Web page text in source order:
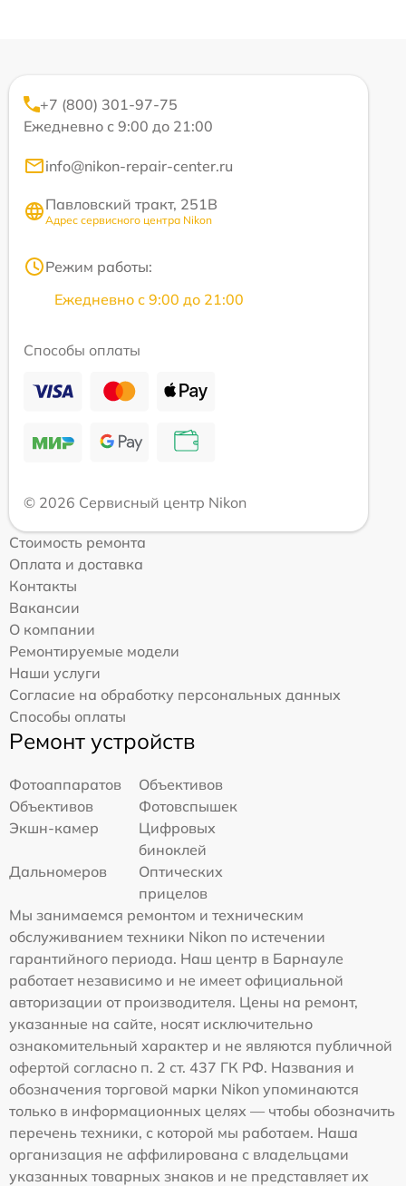
+7 (800) 301-97-75
Ежедневно с 9:00 до 21:00
info@nikon-repair-center.ru
Павловский тракт, 251В
Адрес сервисного центра Nikon
Режим работы:
Ежедневно с 9:00 до 21:00
Способы оплаты
© 2026 Сервисный центр Nikon
Стоимость ремонта
Оплата и доставка
Контакты
Вакансии
О компании
Ремонтируемые модели
Наши услуги
Согласие на обработку персональных данных
Способы оплаты
Ремонт устройств
Фотоаппаратов
Объективов
Объективов
Фотовспышек
Экшн-камер
Цифровых
биноклей
Дальномеров
Оптических
прицелов
Мы занимаемся ремонтом и техническим
обслуживанием техники Nikon по истечении
гарантийного периода. Наш центр в Барнауле
работает независимо и не имеет официальной
авторизации от производителя. Цены на ремонт,
указанные на сайте, носят исключительно
ознакомительный характер и не являются публичной
офертой согласно п. 2 ст. 437 ГК РФ. Названия и
обозначения торговой марки Nikon упоминаются
только в информационных целях — чтобы обозначить
перечень техники, с которой мы работаем. Наша
организация не аффилирована с владельцами
указанных товарных знаков и не представляет их